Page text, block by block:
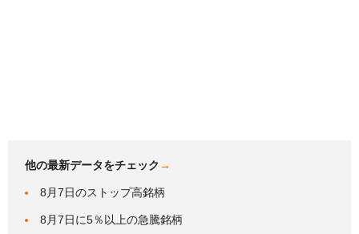
他の最新データをチェック →
8月7日のストップ高銘柄
8月7日に5％以上の急騰銘柄